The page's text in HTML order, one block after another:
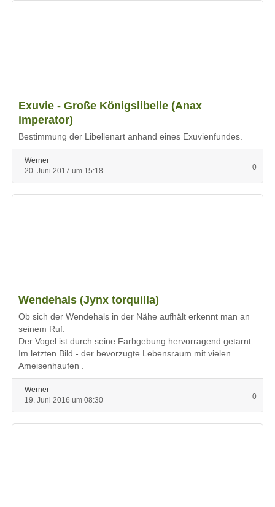
Exuvie - Große Königslibelle (Anax
imperator)
Bestimmung der Libellenart anhand eines Exuvienfundes.
Werner
20. Juni 2017 um 15:18
0
Wendehals (Jynx torquilla)
Ob sich der Wendehals in der Nähe aufhält erkennt man an
seinem Ruf.
Der Vogel ist durch seine Farbgebung hervorragend getarnt.
Im letzten Bild - der bevorzugte Lebensraum mit vielen
Ameisenhaufen .
Werner
19. Juni 2016 um 08:30
0